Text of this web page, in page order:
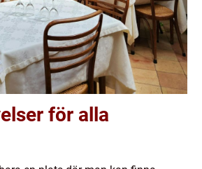
för alla